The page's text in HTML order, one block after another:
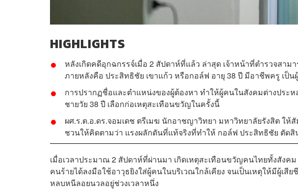
HIGHLIGHTS
หลังเกิดคดีอุกฉกรรจ์เมื่อ 2 สัปดาห์ที่แล้ว ล่าสุด เจ้าหน้าที่ตำรวจสา
ภายหลังคือ ประสิทธิชัย เขาแก้ว หรือกอล์ฟ อายุ 38 ปี มีอาชีพครู เป็น
การปรากฏชื่อและตำแหน่งของผู้ต้องหา ทำให้ผู้คนในสังคมต่างประห
ชายวัย 38 ปี เลือกก่อเหตุสะเทือนขวัญในครั้งนี้
ผศ.ร.ต.อ.ดร.จอมเดช ตรีเมฆ นักอาชญาวิทยา มหาวิทยาลัยรังสิต ใ
ชวนให้คิดตามว่า แรงผลักดันที่แท้จริงที่ทำให้ กอล์ฟ ประสิทธิชัย ตัดสิ
เมื่อเวลาประมาณ 2 สัปดาห์ที่ผ่านมา เกิดเหตุสะเทือนขวัญคนไทยทั้งสังค
คนร้ายได้ลงมือใช้อาวุธยิงใส่ผู้คนในบริเวณใกล้เคียง จนเป็นเหตุให้มีผู้เสี
หลบหนีลอยนวลอยู่ช่วงเวลาหนึ่ง